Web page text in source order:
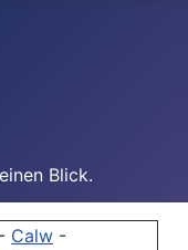
Blick.
- Calw -